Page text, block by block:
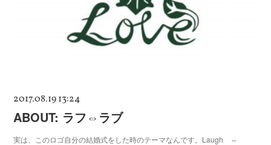
2017.08.19 13:24
ABOUT: ラフ⇔ラブ
実は、このロゴ自分の結婚式をした時のテーマなんです。Laugh ⇔